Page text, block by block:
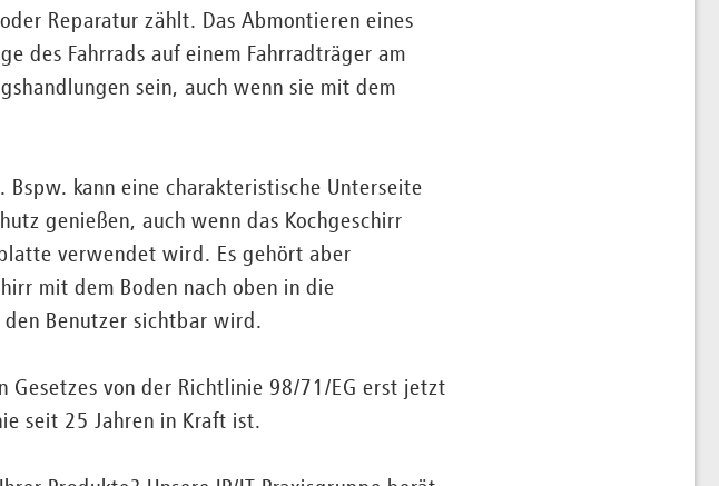
Reparatur zählt. Das Abmontieren eines
des Fahrrads auf einem Fahrradträger am
sein, auch wenn sie mit dem
kann eine charakteristische Unterseite
genießen, auch wenn das Kochgeschirr
verwendet wird. Es gehört aber
mit dem Boden nach oben in die
Benutzer sichtbar wird.
Gesetzes von der Richtlinie 98/71/EG erst jetzt
seit 25 Jahren in Kraft ist.